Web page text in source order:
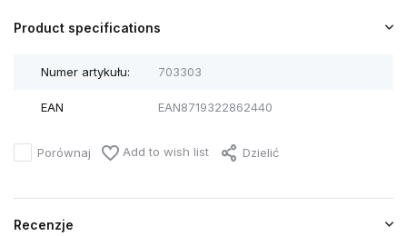
Product specifications
Numer artykułu: 703303
EAN EAN8719322862440
Porównaj Add to wish list Dzielić
Recenzje